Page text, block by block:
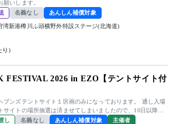
いします。
名義なし あんしん補償対象
湾新港樽川ふ頭横野外特設ステージ(北海道)
り）
FESTIVAL 2026 in EZO【テントサイト付
ブンズテントサイト１区画のみになっております。 通し入場
し 名義なし あんしん補償対象 主催者